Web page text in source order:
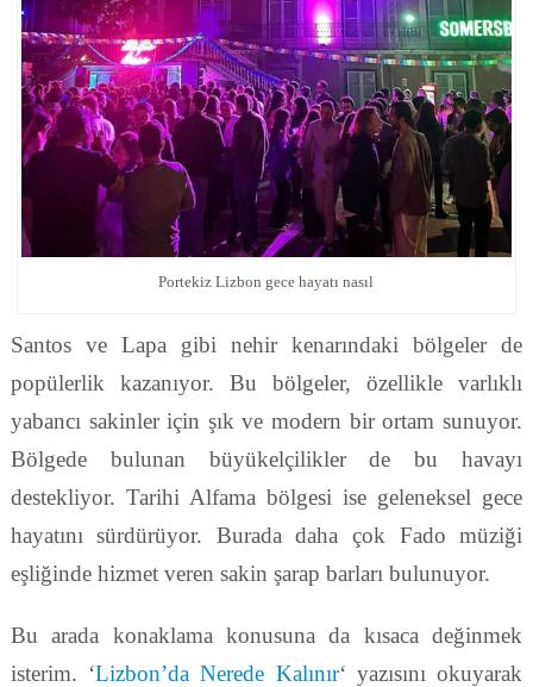
Portekiz Lizbon gece hayatı nasıl
Santos ve Lapa gibi nehir kenarındaki bölgeler de
popülerlik kazanıyor. Bu bölgeler, özellikle varlıklı
yabancı sakinler için şık ve modern bir ortam sunuyor.
Bölgede bulunan büyükelçilikler de bu havayı
destekliyor. Tarihi Alfama bölgesi ise geleneksel gece
hayatını sürdürüyor. Burada daha çok Fado müziği
eşliğinde hizmet veren sakin şarap barları bulunuyor.
Bu arada konaklama konusuna da kısaca değinmek
isterim. ‘Lizbon’da Nerede Kalınır‘ yazısını okuyarak